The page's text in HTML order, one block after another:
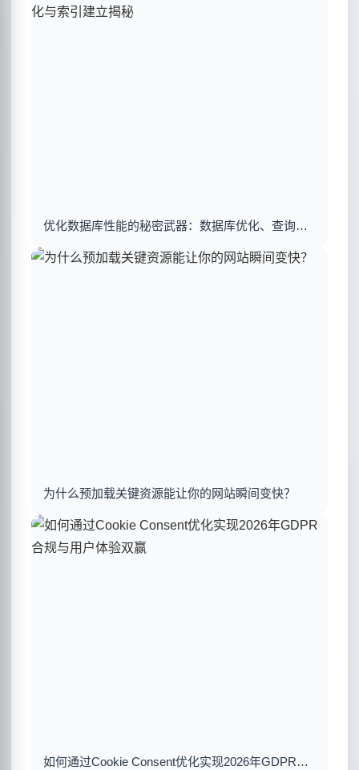
优化数据库性能的秘密武器：数据库优化、查询优化与索引建立揭秘
为什么预加载关键资源能让你的网站瞬间变快？
如何通过Cookie Consent优化实现2026年GDPR合规与用户体验双赢